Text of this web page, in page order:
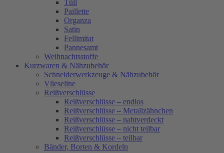
Tüll
Paillette
Organza
Satin
Fellimitat
Pannesamt
Weihnachtsstoffe
Kurzwaren & Nähzubehör
Schneiderwerkzeuge & Nähzubehör
Vlieseline
Reißverschlüsse
Reißverschlüsse – endlos
Reißverschlüsse – Metallzähnchen
Reißverschlüsse – nahtverdeckt
Reißverschlüsse – nicht teilbar
Reißverschlüsse – teilbar
Bänder, Borten & Kordeln